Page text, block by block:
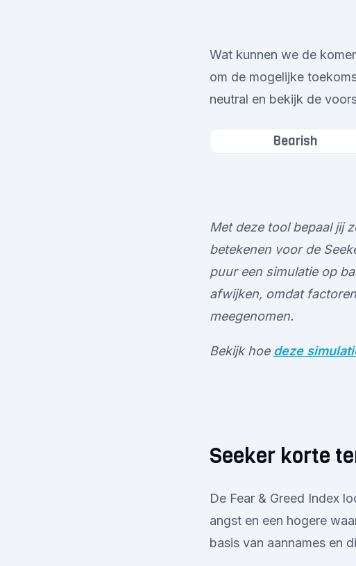
Wat kunnen we de
om de mogelijke
neutral en bekijk de
Bearish
Met deze tool bepaal jij
betekenen voor de
puur een simulatie op
afwijken, omdat
meegenomen.
Bekijk hoe deze
Seeker korte
De Fear & Greed Index
angst en een hogere
basis van aannames en